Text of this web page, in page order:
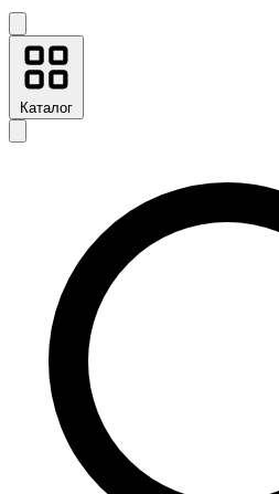
Каталог